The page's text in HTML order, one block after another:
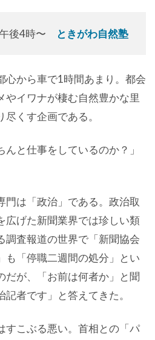
後4時〜 ときがわ自然塾
心から車で1時間あまり。都会
やイワナが棲む自然豊かな里
くす企画である。
と仕事をしているのか？」
門は「政治」である。政治取
広げた新聞業界では珍しい類
調査報道の世界で「新聞協会
も「停職二週間の処分」とい
だが、「お前は何者か」と聞
者です」と答えてきた。
すこぶる悪い。首相との「パ